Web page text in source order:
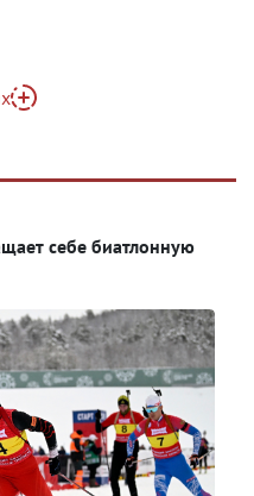
себе биатлонную